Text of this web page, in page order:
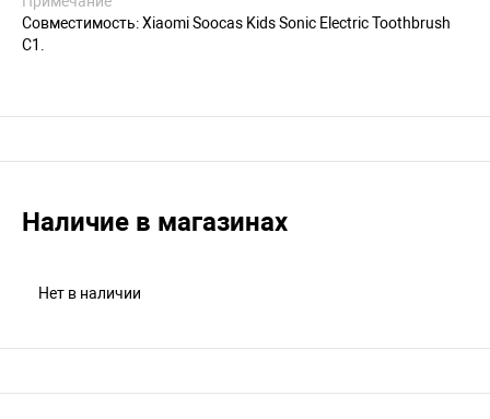
Совместимость: Xiaomi Soocas Kids Sonic Electric Toothbrush
C1.
Наличие в магазинах
Нет в наличии